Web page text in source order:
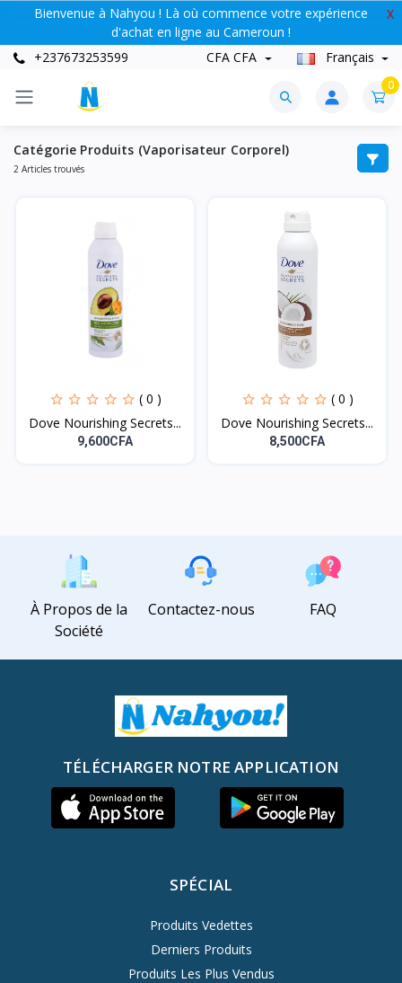
Bienvenue à Nahyou ! Là où commence votre expérience
d'achat en ligne au Cameroun !
X
+237673253599 CFA CFA Français
0
Catégorie Produits (Vaporisateur Corporel)
2 Articles trouvés
( 0 )
Dove Nourishing Secrets...
9,600CFA
( 0 )
Dove Nourishing Secrets...
8,500CFA
À Propos de la
Société
Contactez-nous FAQ
TÉLÉCHARGER NOTRE APPLICATION
SPÉCIAL
Produits Vedettes
Derniers Produits
Produits Les Plus Vendus